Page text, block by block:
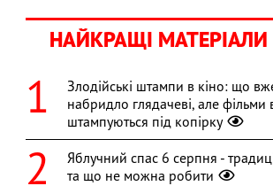
НАЙКРАЩІ МАТЕРІАЛИ
Злодійські штампи в кіно: що
набридло глядачеві, але фільми
штампуються під копірку
Яблучний спас 6 серпня -
та що не можна робити